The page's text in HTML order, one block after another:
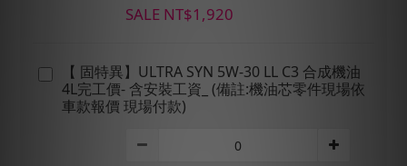
SALE NT$1,920
【 固特異】ULTRA SYN 5W-30 LL C3 合成機油
4L完工價- 含安裝工資_ (備註:機油芯零件現場依
車款報價 現場付款)